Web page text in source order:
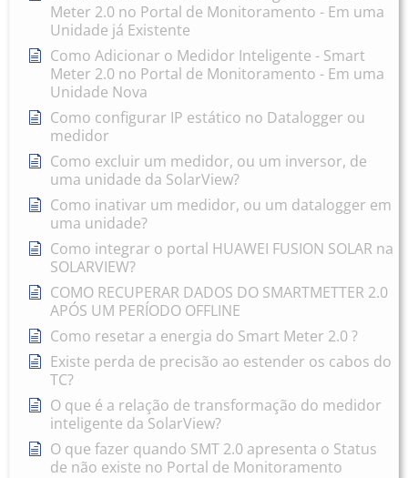
Meter 2.0 no Portal de Monitoramento - Em uma
Unidade já Existente
Como Adicionar o Medidor Inteligente - Smart
Meter 2.0 no Portal de Monitoramento - Em uma
Unidade Nova
Como configurar IP estático no Datalogger ou
medidor
Como excluir um medidor, ou um inversor, de
uma unidade da SolarView?
Como inativar um medidor, ou um datalogger em
uma unidade?
Como integrar o portal HUAWEI FUSION SOLAR na
SOLARVIEW?
COMO RECUPERAR DADOS DO SMARTMETTER 2.0
APÓS UM PERÍODO OFFLINE
Como resetar a energia do Smart Meter 2.0 ?
Existe perda de precisão ao estender os cabos do
TC?
O que é a relação de transformação do medidor
inteligente da SolarView?
O que fazer quando SMT 2.0 apresenta o Status
de não existe no Portal de Monitoramento